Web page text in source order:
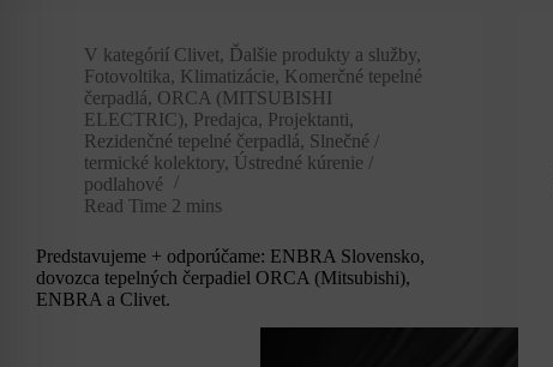
V kategórií Clivet, Ďalšie produkty a služby,
Fotovoltika, Klimatizácie, Komerčné tepelné
čerpadlá, ORCA (MITSUBISHI
ELECTRIC), Predajca, Projektanti,
Rezidenčné tepelné čerpadlá, Slnečné /
termické kolektory, Ústredné kúrenie /
podlahové
Read Time 2 mins
Predstavujeme + odporúčame: ENBRA Slovensko,
dovozca tepelných čerpadiel ORCA (Mitsubishi),
ENBRA a Clivet.